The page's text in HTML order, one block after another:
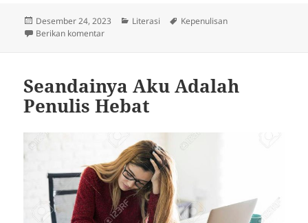
Diposkan
pada
Desember 24, 2023 Kategori
Literasi Tag
Kepenulisan
Berikan komentaruntuk Apa Tujuan Kita Menulis?
Seandainya Aku Adalah
Penulis Hebat